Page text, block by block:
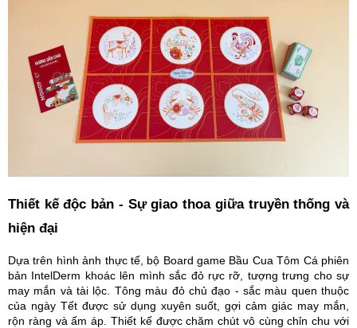
Thiết kế độc bản - Sự giao thoa giữa truyền thống và
hiện đại
Dựa trên hình ảnh thực tế, bộ Board game Bầu Cua Tôm Cá phiên
bản IntelDerm khoác lên mình sắc đỏ rực rỡ, tượng trưng cho sự
may mắn và tài lộc. Tông màu đỏ chủ đạo - sắc màu quen thuộc
của ngày Tết được sử dụng xuyên suốt, gợi cảm giác may mắn,
rộn ràng và ấm áp. Thiết kế được chăm chút vô cùng chỉn chu với